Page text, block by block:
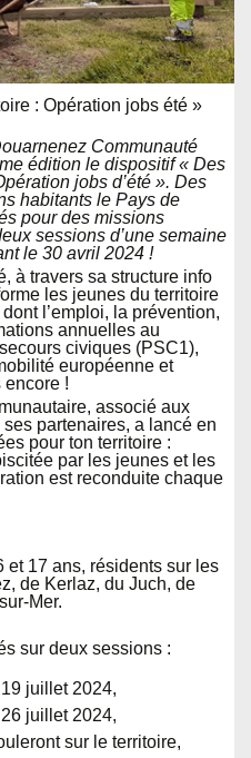
: Opération jobs été »
Communauté
édition le dispositif « Des
jobs d’été ». Des
habitants le Pays de
pour des missions
sessions d’une semaine
le 30 avril 2024 !
à travers sa structure info
les jeunes du territoire
l’emploi, la prévention,
annuelles au
civiques (PSC1),
européenne et
!
associé aux
partenaires, a lancé en
pour ton territoire :
par les jeunes et les
est reconduite chaque
et 17 ans, résidents sur les
de Kerlaz, du Juch, de
Mer.
sur deux sessions :
juillet 2024,
juillet 2024,
sur le territoire,